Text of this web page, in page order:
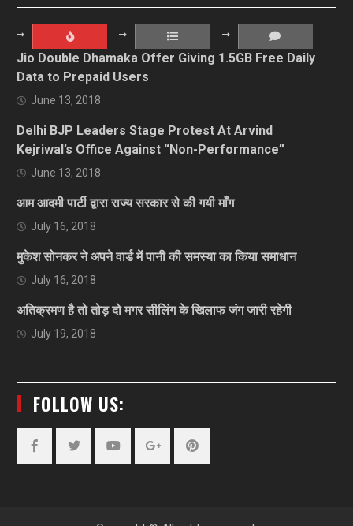
Jio Double Dhamaka Offer Giving 1.5GB Free Daily
Data to Prepaid Users
June 13, 2018
Delhi BJP Leaders Stage Protest At Arvind
Kejriwal’s Office Against “Non-Performance”
June 13, 2018
आम आदमी पार्टी द्वारा राज्य सरकार से की गयी माँग
July 16, 2018
मुकेश सोनकर ने अपने वार्ड में पानी की समस्या का किया समाधान
July 16, 2018
अतिक्रमण है तो तोड़ दो मगर सीलिंग के खिलाफ जंग जारी रहेगी
July 19, 2018
FOLLOW US: